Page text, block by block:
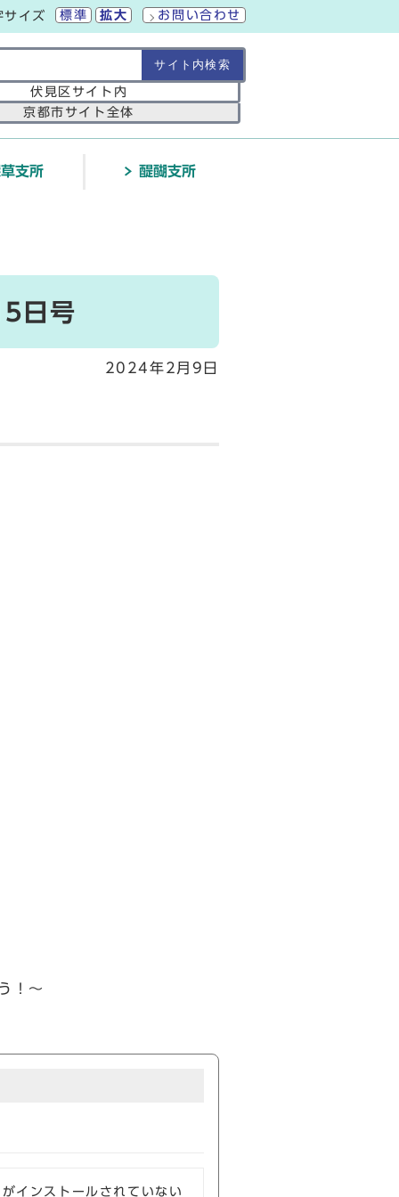
サイズ 標準 拡大 お問い合わせ
囲 伏見区サイト内
京都市サイト全体
支所 醍醐支所
日号
2024年2月9日
！～
インストールされていない